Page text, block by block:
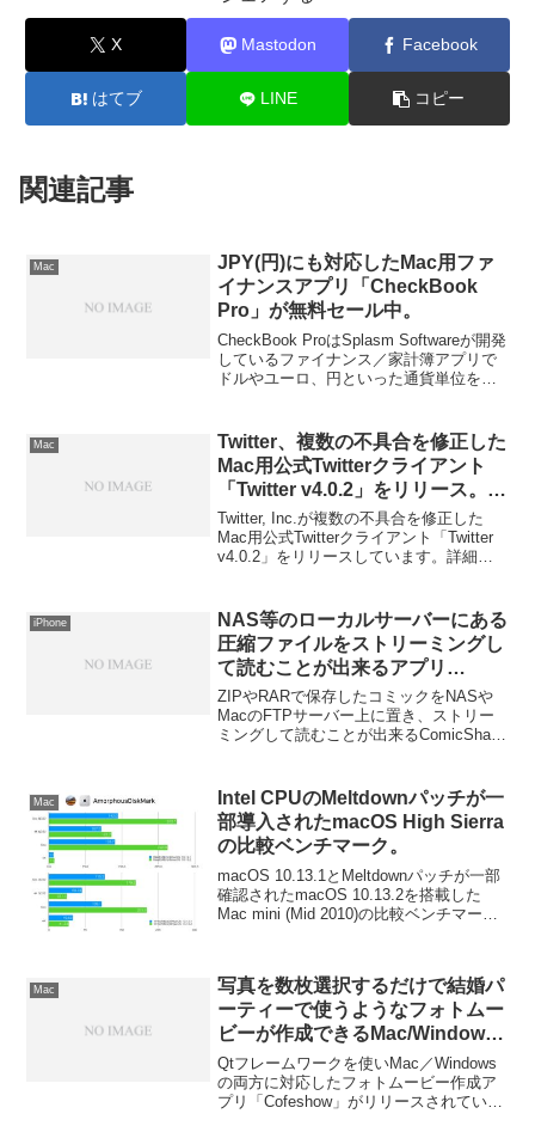
X Mastodon Facebook
はてブ LINE コピー
関連記事
Mac
JPY(円)にも対応したMac用ファ
イナンスアプリ「CheckBook
Pro」が無料セール中。
CheckBook ProはSplasm Softwareが開発
しているファイナンス／家計簿アプリで
ドルやユーロ、円といった通貨単位を扱
X El Capitanにも対応しています。
Mac
Twitter、複数の不具合を修正した
Mac用公式Twitterクライアント
「Twitter v4.0.2」をリリース。動
画の自動再生が可能に。
Twitter, Inc.が複数の不具合を修正した
Mac用公式Twitterクライアント「Twitter
v4.0.2」をリリースしています。詳細は
iPhone
NAS等のローカルサーバーにある
圧縮ファイルをストリーミングし
て読むことが出来るアプリ
「ComicShare」はiOSデバイス
でコミックを見るための救世主に
なるか？
ZIPやRARで保存したコミックをNASや
MacのFTPサーバー上に置き、ストリー
ミングして読むことが出来るComicShare
ロードして読んでいた人には朗報？詳細
は以下から。
Mac
Intel CPUのMeltdownパッチが一
部導入されたmacOS High Sierra
の比較ベンチマーク。
macOS 10.13.1とMeltdownパッチが一部
確認されたmacOS 10.13.2を搭載した
Mac mini (Mid 2010)の比較ベンチマーク
Mac
写真を数枚選択するだけで結婚パ
ーティーで使うようなフォトムー
ビーが作成できるMac/Windows
アプリ「Cofeshow」がリリー
ス。
Qtフレームワークを使いMac／Windows
の両方に対応したフォトムービー作成ア
プリ「Cofeshow」がリリースされていま